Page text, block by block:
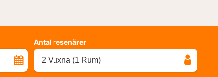
Antal resenärer
2 Vuxna (1 Rum)